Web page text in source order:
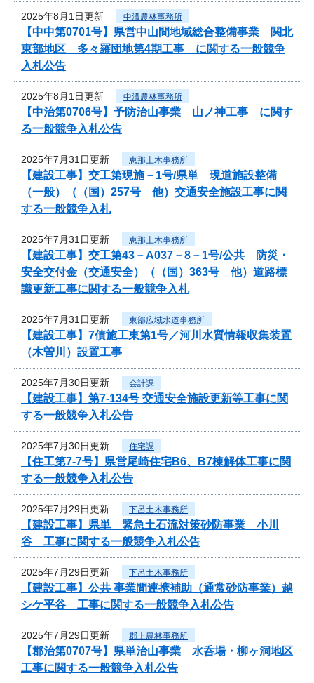
2025年8月1日更新 中濃農林事務所
【中中第0701号】県営中山間地域総合整備事業 関北
東部地区 多々羅団地第4期工事 に関する一般競争
入札公告
2025年8月1日更新 中濃農林事務所
【中治第0706号】予防治山事業 山ノ神工事 に関す
る一般競争入札公告
2025年7月31日更新 恵那土木事務所
【建設工事】交工第現施－1号/県単 現道施設整備
（一般）（（国）257号 他）交通安全施設工事に関
する一般競争入札
2025年7月31日更新 恵那土木事務所
【建設工事】交工第43－A037－8－1号/公共 防災・
安全交付金（交通安全）（（国）363号 他）道路標
識更新工事に関する一般競争入札
2025年7月31日更新 東部広域水道事務所
【建設工事】7債施工東第1号／河川水質情報収集装置
（木曽川）設置工事
2025年7月30日更新 会計課
【建設工事】第7-134号 交通安全施設更新等工事に関
する一般競争入札公告
2025年7月30日更新 住宅課
【住工第7-7号】県営尾崎住宅B6、B7棟解体工事に関
する一般競争入札公告
2025年7月29日更新 下呂土木事務所
【建設工事】県単 緊急土石流対策砂防事業 小川
谷 工事に関する一般競争入札公告
2025年7月29日更新 下呂土木事務所
【建設工事】公共 事業間連携補助（通常砂防事業）越
シケ平谷 工事に関する一般競争入札公告
2025年7月29日更新 郡上農林事務所
【郡治第0707号】県単治山事業 水呑場・柳ヶ洞地区
工事に関する一般競争入札公告